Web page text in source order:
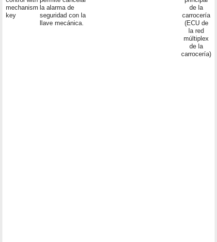
mechanism
key
la alarma de
seguridad con la
llave mecánica.
de la
carrocería
(ECU de
la red
múltiplex
de la
carrocería)